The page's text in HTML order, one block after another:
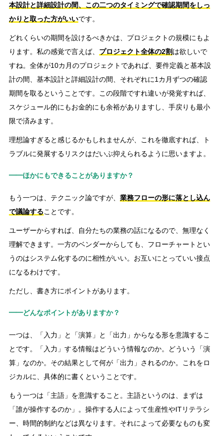
本設計と詳細設計の間、この二つのタイミングで確認期間をしっ
かりと取った方がいいです。
どれくらいの期間を設けるべきかは、プロジェクトの規模にもよ
ります。私の感覚で言えば、 プロジェクト全体の2割は欲しいで
すね。全体が10カ月のプロジェクトであれば、要件定義と基本設
計の間、基本設計と詳細設計の間、それぞれに1カ月ずつの確認
期間を取るということです。この段階ですれ違いが発覚すれば、
スケジュール的にもお金的にも余裕がありますし、手戻りも最小
限で済みます。
理想論すぎると感じるかもしれませんが、これを徹底すれば、ト
ラブルに発展するリスクはだいぶ抑えられるように思いますよ。
━━ほかにもできることがありますか？
もう一つは、テクニック論ですが、 業務フローの形に落とし込ん
で議論することです。
ユーザーからすれば、自分たちの業務の話になるので、無理なく
理解できます。一方のベンダーからしても、フローチャートとい
うのはシステム化するのに相性がいい。お互いにとっていい接点
になるわけです。
ただし、書き方にポイントがあります。
━━どんなポイントがありますか？
一つは、「入力」と「演算」と「出力」からなる形を意識するこ
とです。「入力」する情報はどういう情報なのか。どういう「演
算」なのか。その結果として何が「出力」されるのか。これをロ
ジカルに、具体的に書くということです。
もう一つは「主語」を意識すること。主語というのは、まずは
「誰が操作するのか」。操作する人によって生産性やITリテラシ
ー、時間的制約などは異なります。それによって必要なものも変